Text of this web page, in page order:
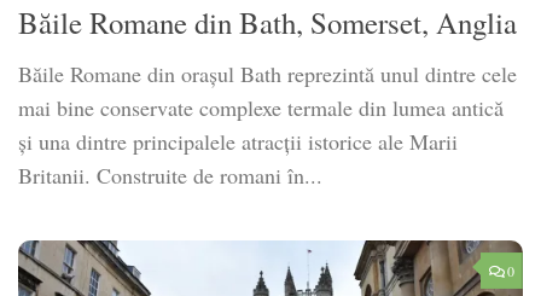
Băile Romane din Bath, Somerset, Anglia
Băile Romane din orașul Bath reprezintă unul dintre cele
mai bine conservate complexe termale din lumea antică
și una dintre principalele atracții istorice ale Marii
Britanii. Construite de romani în...
0